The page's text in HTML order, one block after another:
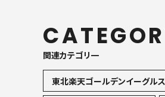
関連カテゴリ一
東北楽天ゴールデンイーグルス